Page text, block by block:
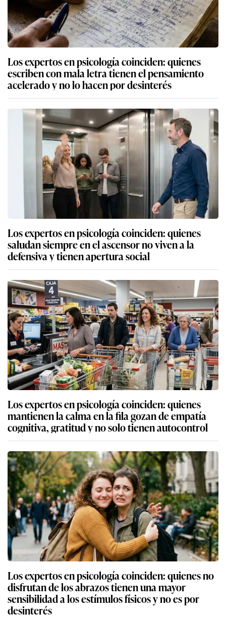
Los expertos en psicología coinciden: quienes
escriben con mala letra tienen el pensamiento
acelerado y no lo hacen por desinterés
Los expertos en psicología coinciden: quienes
saludan siempre en el ascensor no viven a la
defensiva y tienen apertura social
Los expertos en psicología coinciden: quienes
mantienen la calma en la fila gozan de empatía
cognitiva, gratitud y no solo tienen autocontrol
Los expertos en psicología coinciden: quienes no
disfrutan de los abrazos tienen una mayor
sensibilidad a los estímulos físicos y no es por
desinterés